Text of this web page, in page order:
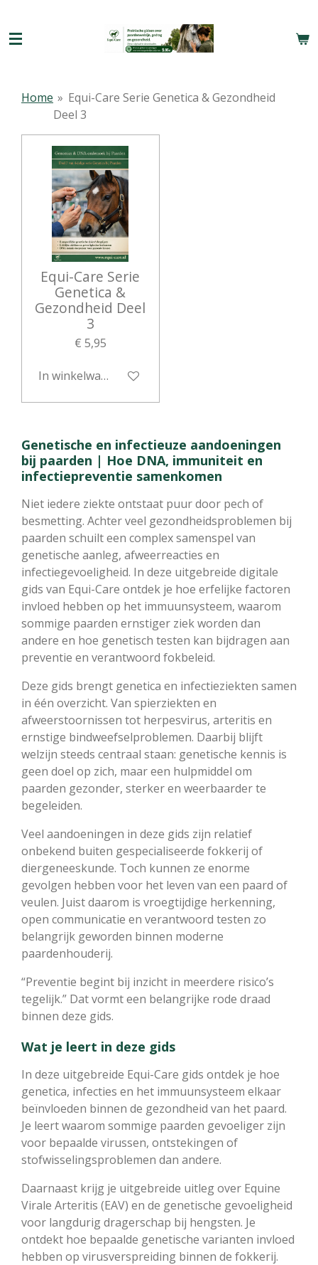
direct
naar
Home » Equi-Care Serie Genetica & Gezondheid
Deel 3
Equi-Care Serie
Genetica &
Gezondheid Deel
3
€ 5,95
In winkelwagen
Genetische en infectieuze aandoeningen
bij paarden | Hoe DNA, immuniteit en
infectiepreventie samenkomen
Niet iedere ziekte ontstaat puur door pech of
besmetting. Achter veel gezondheidsproblemen bij
paarden schuilt een complex samenspel van
genetische aanleg, afweerreacties en
infectiegevoeligheid. In deze uitgebreide digitale
gids van Equi-Care ontdek je hoe erfelijke factoren
invloed hebben op het immuunsysteem, waarom
sommige paarden ernstiger ziek worden dan
andere en hoe genetisch testen kan bijdragen aan
preventie en verantwoord fokbeleid.
Deze gids brengt genetica en infectieziekten samen
in één overzicht. Van spierziekten en
afweerstoornissen tot herpesvirus, arteritis en
ernstige bindweefselproblemen. Daarbij blijft
welzijn steeds centraal staan: genetische kennis is
geen doel op zich, maar een hulpmiddel om
paarden gezonder, sterker en weerbaarder te
begeleiden.
Veel aandoeningen in deze gids zijn relatief
onbekend buiten gespecialiseerde fokkerij of
diergeneeskunde. Toch kunnen ze enorme
gevolgen hebben voor het leven van een paard of
veulen. Juist daarom is vroegtijdige herkenning,
open communicatie en verantwoord testen zo
belangrijk geworden binnen moderne
paardenhouderij.
“Preventie begint bij inzicht in meerdere risico’s
tegelijk.” Dat vormt een belangrijke rode draad
binnen deze gids.
Wat je leert in deze gids
In deze uitgebreide Equi-Care gids ontdek je hoe
genetica, infecties en het immuunsysteem elkaar
beïnvloeden binnen de gezondheid van het paard.
Je leert waarom sommige paarden gevoeliger zijn
voor bepaalde virussen, ontstekingen of
stofwisselingsproblemen dan andere.
Daarnaast krijg je uitgebreide uitleg over Equine
Virale Arteritis (EAV) en de genetische gevoeligheid
voor langdurig dragerschap bij hengsten. Je
ontdekt hoe bepaalde genetische varianten invloed
hebben op virusverspreiding binnen de fokkerij.